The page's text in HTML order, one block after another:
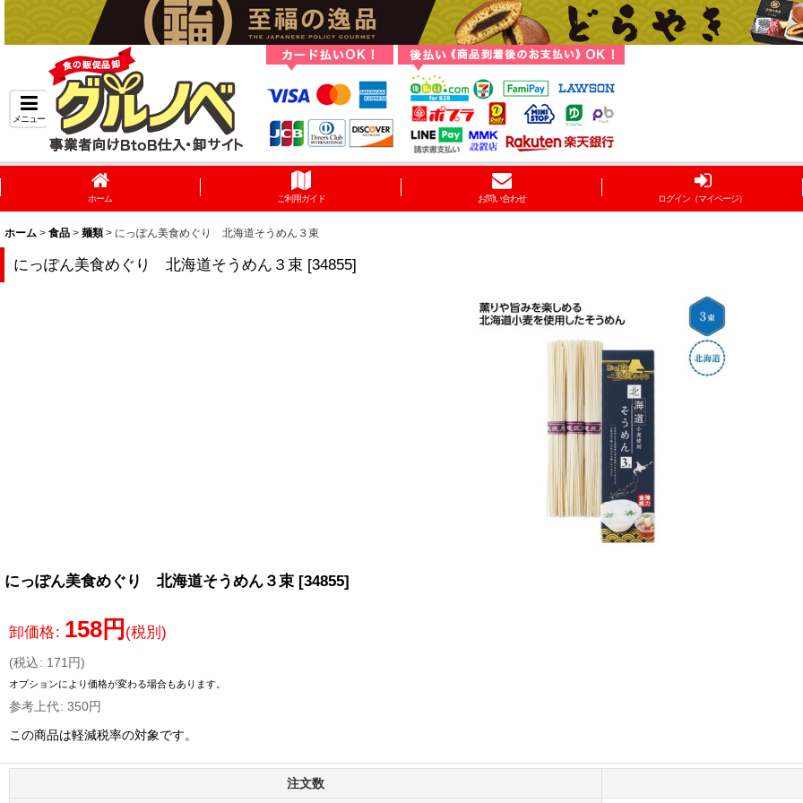
メニュー
ホーム ご利用ガイド お問い合わせ ログイン（マイページ）
ホーム > 食品 > 麺類 > にっぽん美食めぐり 北海道そうめん３束
にっぽん美食めぐり 北海道そうめん３束 [34855]
にっぽん美食めぐり 北海道そうめん３束 [34855]
卸価格: 158円 (税別)
(税込: 171 円)
オプションにより価格が変わる場合もあります。
参考上代: 350円
この商品は軽減税率の対象です。
注文数